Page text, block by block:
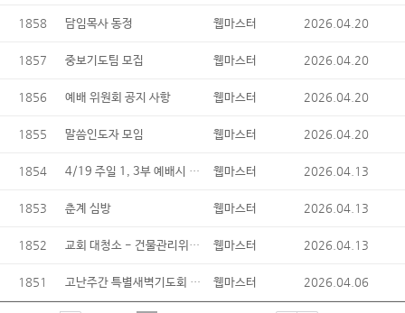
1858 담임목사 동정 웹마스터 2026.04.20
1857 중보기도팀 모집 웹마스터 2026.04.20
1856 예배 위원회 공지 사항 웹마스터 2026.04.20
1855 말씀인도자 모임 웹마스터 2026.04.20
1854 4/19 주일 1, 3부 예배시 성찬식 웹마스터 2026.04.13
1853 춘계 심방 웹마스터 2026.04.13
1852 교회 대청소 - 건물관리위원회 웹마스터 2026.04.13
1851 고난주간 특별새벽기도회 동영상 유튜브 게시 웹마스터 2026.04.06